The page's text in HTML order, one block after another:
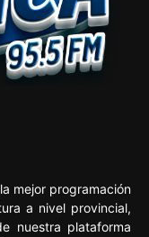
mejor programación
a nivel provincial,
nuestra plataforma